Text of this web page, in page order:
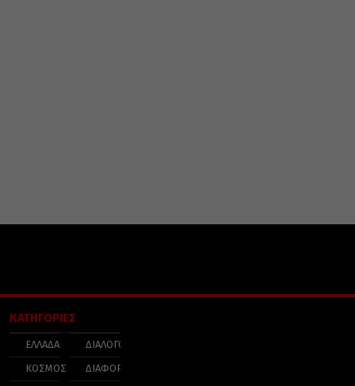
ΚΑΤΗΓΟΡΙΕΣ
ΕΛΛΑΔΑ
ΚΟΣΜΟΣ
ΔΙΑΛΟΓΟΣ
ΔΙΑΦΟΡΑ